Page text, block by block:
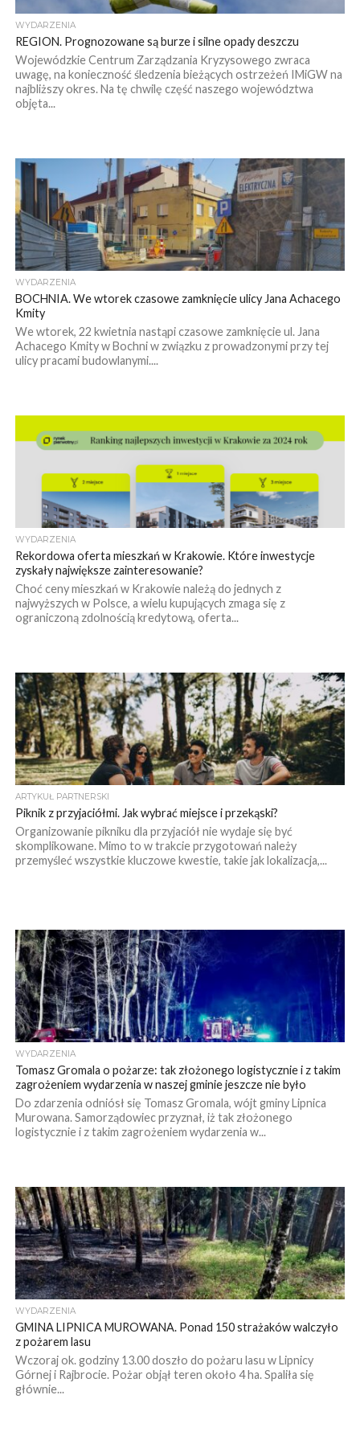
WYDARZENIA
REGION. Prognozowane są burze i silne opady deszczu
Wojewódzkie Centrum Zarządzania Kryzysowego zwraca
uwagę, na konieczność śledzenia bieżących ostrzeżeń IMiGW na
najbliższy okres. Na tę chwilę część naszego województwa
objęta...
WYDARZENIA
BOCHNIA. We wtorek czasowe zamknięcie ulicy Jana Achacego
Kmity
We wtorek, 22 kwietnia nastąpi czasowe zamknięcie ul. Jana
Achacego Kmity w Bochni w związku z prowadzonymi przy tej
ulicy pracami budowlanymi....
WYDARZENIA
Rekordowa oferta mieszkań w Krakowie. Które inwestycje
zyskały największe zainteresowanie?
Choć ceny mieszkań w Krakowie należą do jednych z
najwyższych w Polsce, a wielu kupujących zmaga się z
ograniczoną zdolnością kredytową, oferta...
ARTYKUŁ PARTNERSKI
Piknik z przyjaciółmi. Jak wybrać miejsce i przekąski?
Organizowanie pikniku dla przyjaciół nie wydaje się być
skomplikowane. Mimo to w trakcie przygotowań należy
przemyśleć wszystkie kluczowe kwestie, takie jak lokalizacja,...
WYDARZENIA
Tomasz Gromala o pożarze: tak złożonego logistycznie i z takim
zagrożeniem wydarzenia w naszej gminie jeszcze nie było
Do zdarzenia odniósł się Tomasz Gromala, wójt gminy Lipnica
Murowana. Samorządowiec przyznał, iż tak złożonego
logistycznie i z takim zagrożeniem wydarzenia w...
WYDARZENIA
GMINA LIPNICA MUROWANA. Ponad 150 strażaków walczyło
z pożarem lasu
Wczoraj ok. godziny 13.00 doszło do pożaru lasu w Lipnicy
Górnej i Rajbrocie. Pożar objął teren około 4 ha. Spaliła się
głównie...